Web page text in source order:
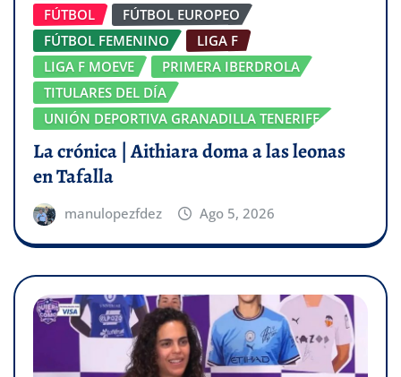
FÚTBOL
FÚTBOL EUROPEO
FÚTBOL FEMENINO
LIGA F
LIGA F MOEVE
PRIMERA IBERDROLA
TITULARES DEL DÍA
UNIÓN DEPORTIVA GRANADILLA TENERIFE
La crónica | Aithiara doma a las leonas
en Tafalla
manulopezfdez Ago 5, 2026